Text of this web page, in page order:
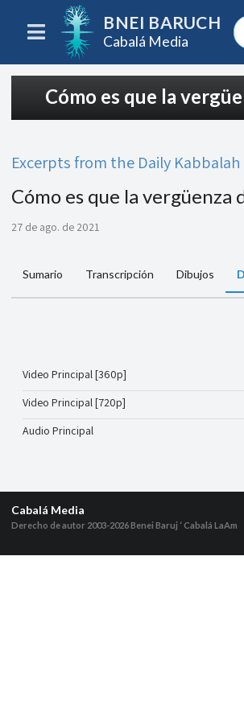
BNEI BARUCH
Cabalá Media
Cómo es que la
Excerpts from the Daily Kabbalah
Cómo es que la
27 de ago. de 2021
Sumario Transcripción Dibujos
Video Principal [360p]
Video Principal [720p]
Audio Principal
Cabalá Media
Derecho de autor 2003-2026Benei Baruj ‘ Cabalá LaAm